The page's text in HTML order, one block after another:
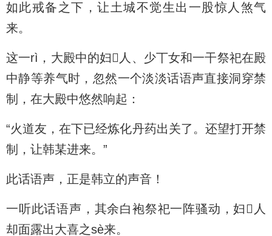
如此戒备之下，让土城不觉生出一股惊人煞气
来。
这一rì，大殿中的妇人、少丅女和一干祭祀在殿
中静等养气时，忽然一个淡淡话语声直接洞穿禁
制，在大殿中悠然响起：
“火道友，在下已经炼化丹药出关了。还望打开禁
制，让韩某进来。”
此话语声，正是韩立的声音！
一听此话语声，其余白袍祭祀一阵骚动，妇人
却面露出大喜之sè来。